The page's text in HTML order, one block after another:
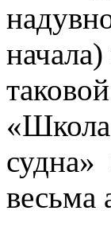
«Школа
судна»
весьма